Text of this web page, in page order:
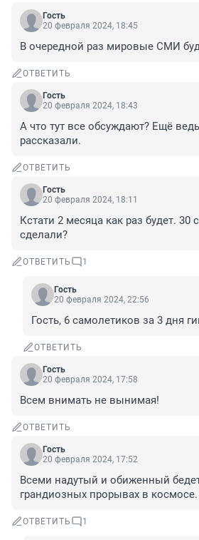
Гость
20 февраля 2024, 18:45
В очередной раз мировые СМИ
ОТВЕТИТЬ
Гость
20 февраля 2024, 18:43
А что тут все обсуждают? Ещё
рассказали.
ОТВЕТИТЬ
Гость
20 февраля 2024, 18:11
Кстати 2 месяца как раз будет. 30
сделали?
ОТВЕТИТЬ 1
Гость
20 февраля 2024, 22:56
Гость, 6 самолетиков за 3 дня
ОТВЕТИТЬ
Гость
20 февраля 2024, 17:58
Всем внимать не вынимая!
ОТВЕТИТЬ
Гость
20 февраля 2024, 17:52
Всеми надутый и обиженный
грандиозных прорывах в космосе.
ОТВЕТИТЬ 1